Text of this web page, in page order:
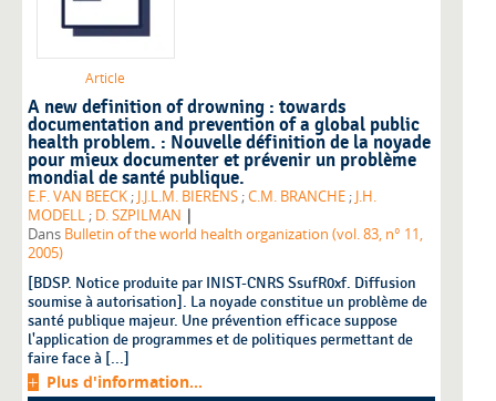
Article
A new definition of drowning : towards
documentation and prevention of a global public
health problem. : Nouvelle définition de la noyade
pour mieux documenter et prévenir un problème
mondial de santé publique.
E.F. VAN BEECK ; J.J.L.M. BIERENS ;C.M. BRANCHE ; J.H.
MODELL ; D. SZPILMAN |
Dans Bulletin of the world health organization (vol. 83, n° 11,
2005)
[BDSP. Notice produite par INIST-CNRS SsufR0xf. Diffusion
soumise à autorisation]. La noyade constitue un problème de
santé publique majeur. Une prévention efficace suppose
l'application de programmes et de politiques permettant de
faire face à [...]
Plus d'information...